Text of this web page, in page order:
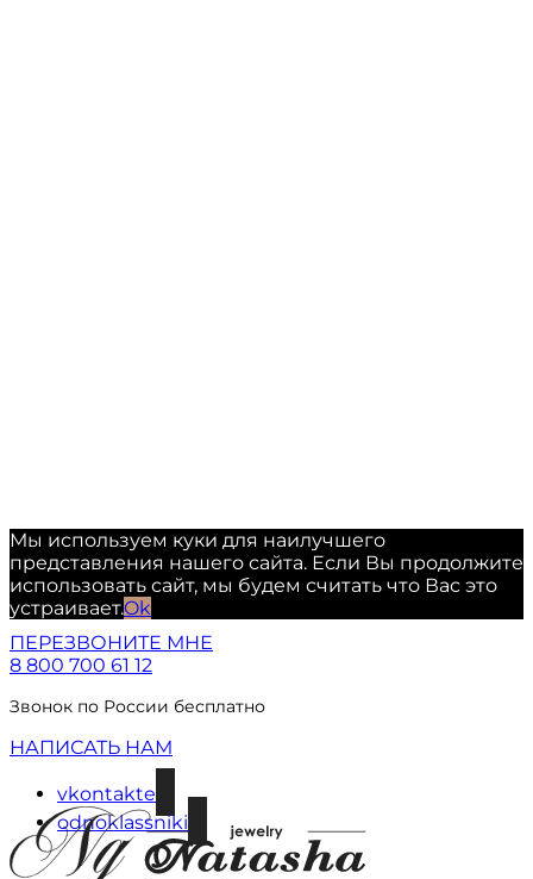
Мы используем куки для наилучшего
представления нашего сайта. Если Вы продолжите
использовать сайт, мы будем считать что Вас это
устраивает.Ok
ПЕРЕЗВОНИТЕ МНЕ
8 800 700 61 12
Звонок по России бесплатно
НАПИСАТЬ НАМ
vkontakte
odnoklassniki